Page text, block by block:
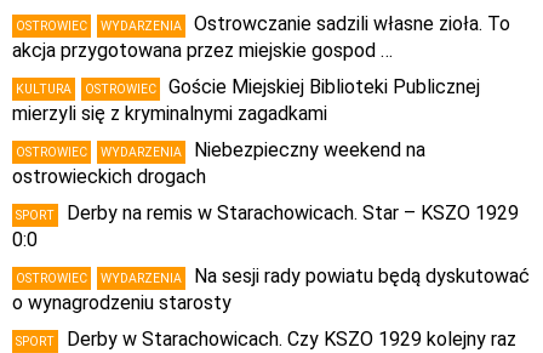
OSTROWIEC WYDARZENIA
Ostrowczanie sadzili własne zioła. To
akcja przygotowana przez miejskie gospod …
KULTURA OSTROWIEC
Goście Miejskiej Biblioteki Publicznej
mierzyli się z kryminalnymi zagadkami
OSTROWIEC WYDARZENIA
Niebezpieczny weekend na
ostrowieckich drogach
SPORT
Derby na remis w Starachowicach. Star – KSZO 1929
0:0
OSTROWIEC WYDARZENIA
Na sesji rady powiatu będą dyskutować
o wynagrodzeniu starosty
SPORT
Derby w Starachowicach. Czy KSZO 1929 kolejny raz